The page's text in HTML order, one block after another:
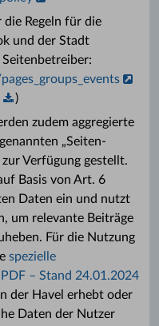
die Regeln für die
und der Stadt
Seitenbetreiber:
)
zudem aggregierte
„Seiten-
Verfügung gestellt.
Basis von Art. 6
Daten ein und nutzt
um relevante Beiträge
Für die Nutzung
spezielle
PDF – Stand 24.01.2024
der Havel erhebt oder
Daten der Nutzer